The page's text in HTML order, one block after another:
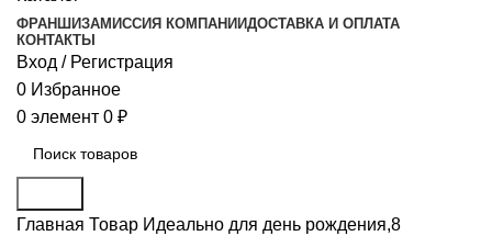
ФРАНШИЗАМИССИЯ КОМПАНИИДОСТАВКА И ОПЛАТА
КОНТАКТЫ
Вход / Регистрация
0 Избранное
0 элемент 0 ₽
Главная Товар Идеально для день рождения,8